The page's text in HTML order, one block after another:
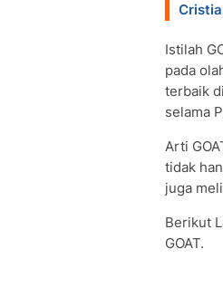
Istilah
pada
terbaik
selama
Arti
tidak
juga
Berikut
GOAT.